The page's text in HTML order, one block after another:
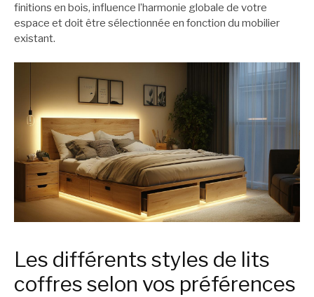
finitions en bois, influence l’harmonie globale de votre
espace et doit être sélectionnée en fonction du mobilier
existant.
Les différents styles de lits
coffres selon vos préférences